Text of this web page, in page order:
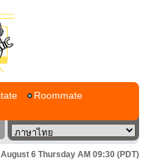
Roommate
6 Thursday AM 09:30 (PDT)